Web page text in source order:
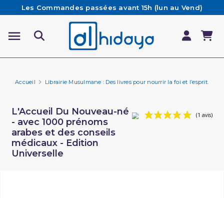
Les Commandes passées avant 15h (lun au Vend)
sont préparées et expédiées le jour même
Besoin d'aide ? Retrouvez notre FAQ
Livraison offerte à partir de 65€ d'achat*
Accueil Librairie Musulmane : Des livres pour nourrir la foi et l’esprit.
L'Accueil Du Nouveau-né
- avec 1000 prénoms
arabes et des conseils
médicaux - Edition
Universelle